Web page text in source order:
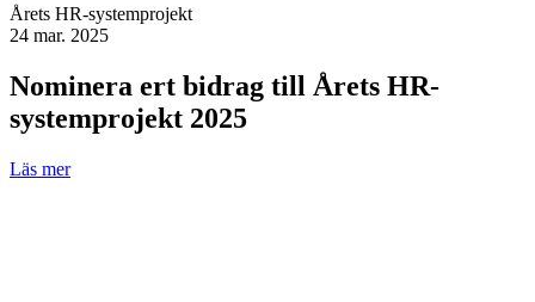
Årets HR-systemprojekt
24 mar. 2025
Nominera ert bidrag till Årets HR-
systemprojekt 2025
Läs mer